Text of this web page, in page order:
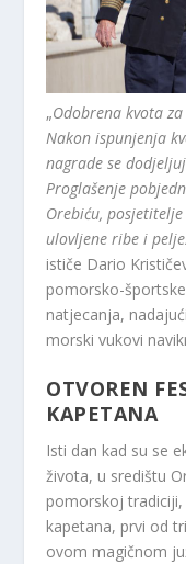
„Odobrena kvota
Nakon ispunjenja
nagrade se
Proglašenje
Orebiću,
ulovljene ribe i
ističe Dario
pomorsko-
natjecanja,
morski vukovi
OTVOREN
KAPETANA
Isti dan kad su se
života, u središtu
pomorskoj
kapetana, prvi od
ovom magičnom